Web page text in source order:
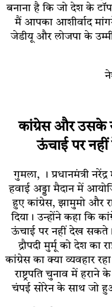
बनाना है कि जो देश के
मैं आपका आशीर्वाद
जेडीयू और लोजपा के
कांग्रेस और उसके
ऊंचाई पर
गुमला, । प्रधानमंत्री
हवाई अड्डा मैदान में
हुए कांग्रेस, झामुमो और
दिया। उन्होंने कहा कि
ऊंचाई पर नहीं देख
द्रौपदी मुर्मू को देश का
कांग्रेस का क्या व्यवहार
राष्ट्रपति चुनाव में
चंपई सोरेन के साथ जो